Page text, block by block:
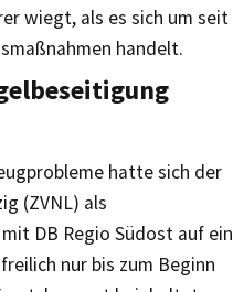
wiegt, als es sich um seit
handelt.
hatte sich der
(ZVNL) als
DB Regio Südost auf ein
nur bis zum Beginn